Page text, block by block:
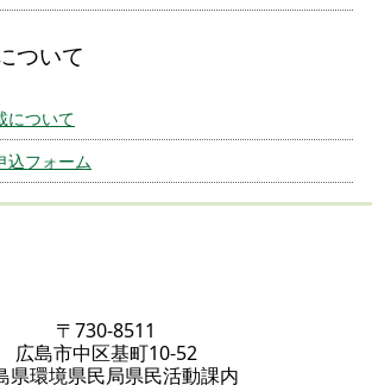
ついて
について
込フォーム
〒730-8511
広島市中区基町10-52
県環境県民局県民活動課内